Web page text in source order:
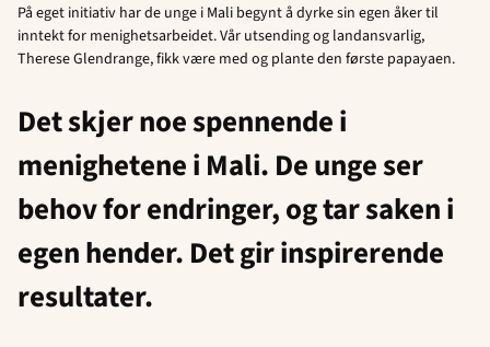
På eget initiativ har de unge i Mali begynt å dyrke sin egen åker til
inntekt for menighetsarbeidet. Vår utsending og landansvarlig,
Therese Glendrange, fikk være med og plante den første papayaen.
Det skjer noe spennende i
menighetene i Mali. De unge ser
behov for endringer, og tar saken i
egen hender. Det gir inspirerende
resultater.